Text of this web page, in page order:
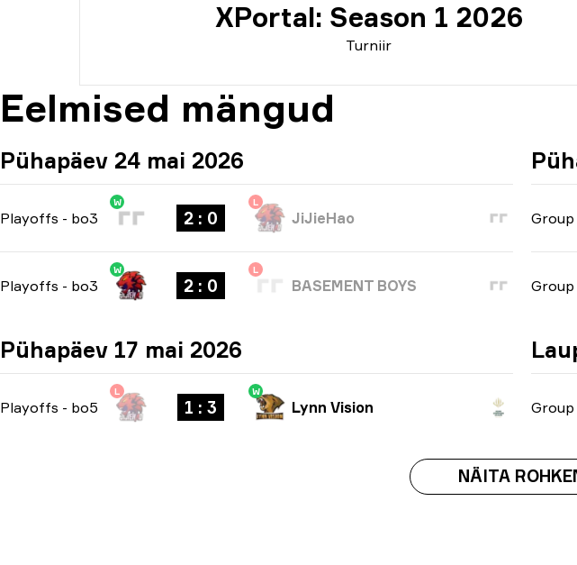
Turniir
XPortal: Season 1 2026
Eelmised mängud
Pühapäev 24 mai 2026
Playoffs - bo3
W
2 : 0
L
JiJieHao
Playoffs - bo3
W
2 : 0
L
BASEMENT BOYS
Pühapäev 17 mai 2026
Playoffs - bo5
L
1 : 3
W
Lynn Vision
Group
Group
Group
NÄITA